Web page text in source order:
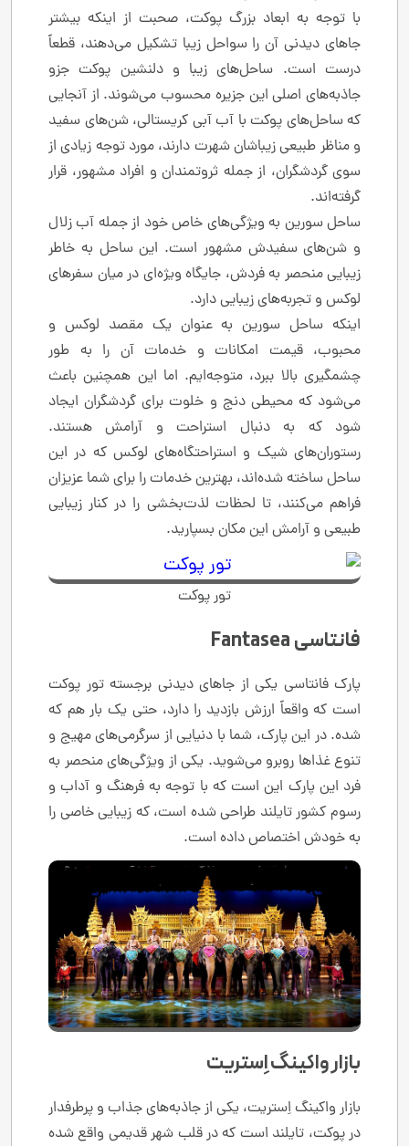
با توجه به ابعاد بزرگ پوکت، صحبت از اینکه بیشتر
جاهای دیدنی آن را سواحل زیبا تشکیل می‌دهند، قطعاً
درست است. ساحل‌های زیبا و دلنشین پوکت جزو
جاذبه‌های اصلی این جزیره محسوب می‌شوند. از آنجایی
که ساحل‌های پوکت با آب آبی کریستالی، شن‌های سفید
و مناظر طبیعی زیباشان شهرت دارند، مورد توجه زیادی از
سوی گردشگران، از جمله ثروتمندان و افراد مشهور، قرار
گرفته‌اند.
ساحل سورین به ویژگی‌های خاص خود از جمله آب زلال
و شن‌های سفیدش مشهور است. این ساحل به خاطر
زیبایی منحصر به فردش، جایگاه ویژه‌ای در میان سفرهای
لوکس و تجربه‌های زیبایی دارد.
اینکه ساحل سورین به عنوان یک مقصد لوکس و
محبوب، قیمت امکانات و خدمات آن را به طور
چشمگیری بالا ببرد، متوجه‌ایم. اما این همچنین باعث
می‌شود که محیطی دنج و خلوت برای گردشگران ایجاد
شود که به دنبال استراحت و آرامش هستند.
رستوران‌های شیک و استراحتگاه‌های لوکس که در این
ساحل ساخته شده‌اند، بهترین خدمات را برای شما عزیزان
فراهم می‌کنند، تا لحظات لذت‌بخشی را در کنار زیبایی
طبیعی و آرامش این مکان بسپارید.
تور پوکت
فانتاسی Fantasea
پارک فانتاسی یکی از جاهای دیدنی برجسته تور پوکت
است که واقعاً ارزش بازدید را دارد، حتی یک بار هم که
شده. در این پارک، شما با دنیایی از سرگرمی‌های مهیج و
تنوع غذاها روبرو می‌شوید. یکی از ویژگی‌های منحصر به
فرد این پارک این است که با توجه به فرهنگ و آداب و
رسوم کشور تایلند طراحی شده است، که زیبایی خاصی را
به خودش اختصاص داده است.
بازار واکینگ اِستریت
بازار واکینگ اِستریت، یکی از جاذبه‌های جذاب و پرطرفدار
در پوکت، تایلند است که در قلب شهر قدیمی واقع شده